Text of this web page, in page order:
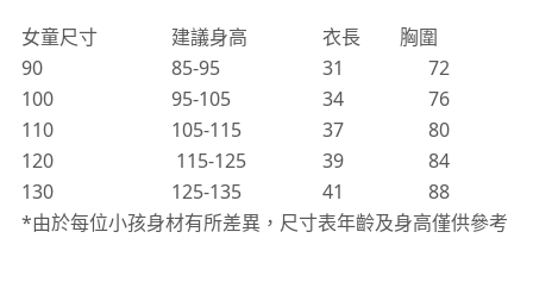
100
95-105 34
76
110
105-115 37
80
120
115-125 39
84
130
125-135 41
88
*由於每位小孩身材有所差異，尺寸表年齡及身高僅供參考